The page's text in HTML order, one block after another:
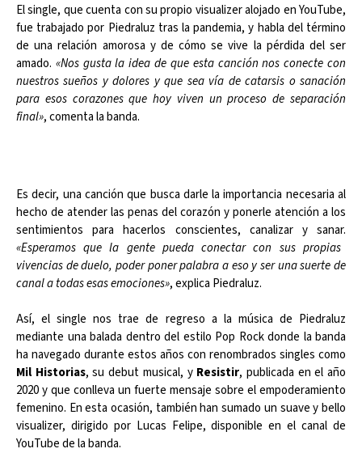
El single, que cuenta con su propio visualizer alojado en YouTube,
fue trabajado por Piedraluz tras la pandemia, y habla del término
de una relación amorosa y de cómo se vive la pérdida del ser
amado. «Nos gusta la idea de que esta canción nos conecte con
nuestros sueños y dolores y que sea vía de catarsis o sanación
para esos corazones que hoy viven un proceso de separación
final», comenta la banda.
Es decir, una canción que busca darle la importancia necesaria al
hecho de atender las penas del corazón y ponerle atención a los
sentimientos para hacerlos conscientes, canalizar y sanar.
«Esperamos que la gente pueda conectar con sus propias
vivencias de duelo, poder poner palabra a eso y ser una suerte de
canal a todas esas emociones», explica Piedraluz.
Así, el single nos trae de regreso a la música de Piedraluz
mediante una balada dentro del estilo Pop Rock donde la banda
ha navegado durante estos años con renombrados singles como
Mil Historias, su debut musical, y Resistir, publicada en el año
2020 y que conlleva un fuerte mensaje sobre el empoderamiento
femenino. En esta ocasión, también han sumado un suave y bello
visualizer, dirigido por Lucas Felipe, disponible en el canal de
YouTube de la banda.